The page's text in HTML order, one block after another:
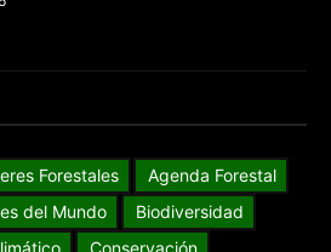
Forestales
Agenda Forestal
del Mundo
Biodiversidad